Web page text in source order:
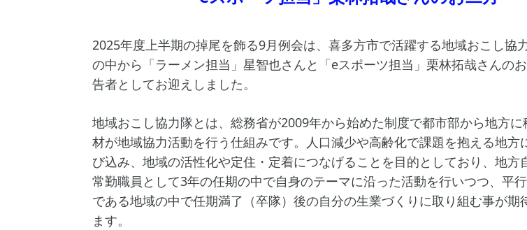
2025年度上半期の掉尾を飾る9月例会は、喜多方市で活躍する地域おこし協
の中から「ラーメン担当」星智也さんと「eスポーツ担当」栗林拓哉さんの
告者としてお迎えしました。
地域おこし協力隊とは、総務省が2009年から始めた制度で都市部から地方に
材が地域協力活動を行う仕組みです。人口減少や高齢化で課題を抱える地方
び込み、地域の活性化や定住・定着につなげることを目的としており、地方
常勤職員として3年の任期の中で自身のテーマに沿った活動を行いつつ、平
である地域の中で任期満了（卒隊）後の自分の生業づくりに取り組む事が期
ます。